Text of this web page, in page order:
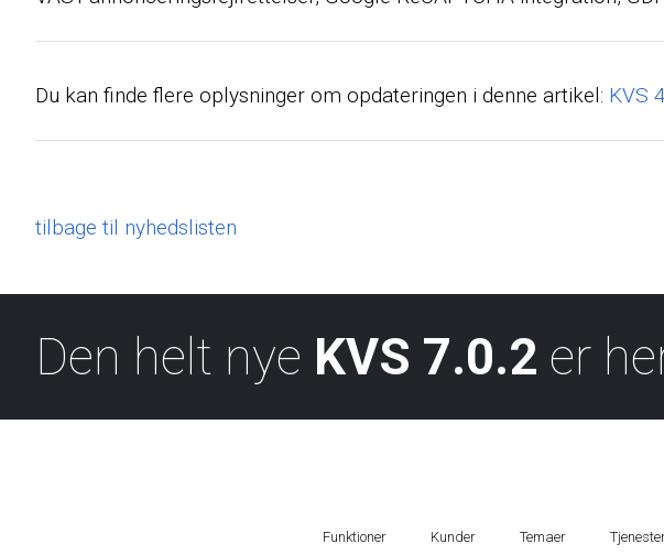
Du kan finde flere oplysninger om opdateringen i denne artikel: KVS
tilbage til nyhedslisten
Den helt nye KVS 7.0.2 er
Funktioner Kunder Temaer